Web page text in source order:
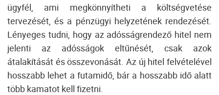
ügyfél, ami megkönnyítheti a költségvetése
tervezését, és a pénzügyi helyzetének rendezését.
Lényeges tudni, hogy az adósságrendező hitel nem
jelenti az adósságok eltűnését, csak azok
átalakítását és összevonását. Az új hitel felvételével
hosszabb lehet a futamidő, bár a hosszabb idő alatt
több kamatot kell fizetni.